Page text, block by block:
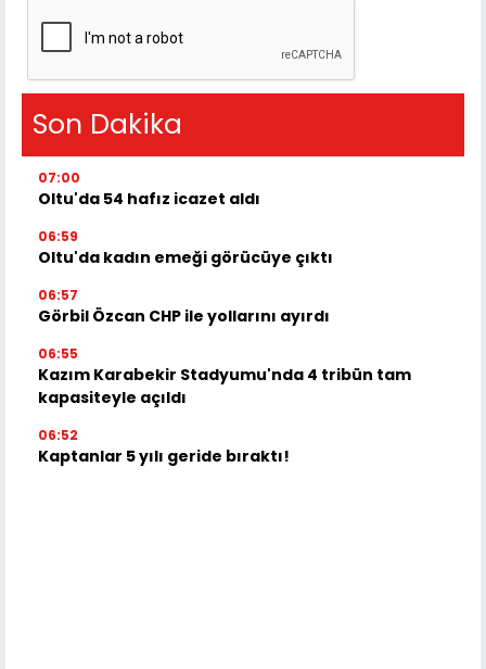
Son Dakika
07:00
Oltu'da 54 hafız icazet aldı
06:59
Oltu'da kadın emeği görücüye çıktı
06:57
Görbil Özcan CHP ile yollarını ayırdı
06:55
Kazım Karabekir Stadyumu'nda 4 tribün tam
kapasiteyle açıldı
06:52
Kaptanlar 5 yılı geride bıraktı!